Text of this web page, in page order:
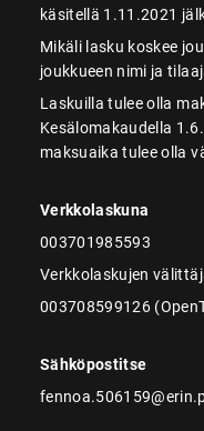
käsitellä 1.11.2021
Mikäli lasku koskee
joukkueen nimi ja
Laskuilla tulee olla
Kesälomakaudella
maksuaika tulee olla
Verkkolaskuna
003701985593
Verkkolaskujen
003708599126
Sähköpostitse